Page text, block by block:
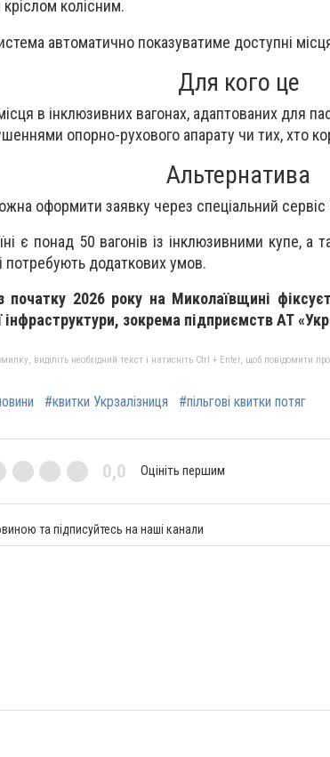
колісним.
автоматично показуватиме доступні
Для кого це
в інклюзивних вагонах, адаптованих для
опорно-рухового апарату чи тих, хто
Альтернатива
оформити заявку через спеціальний сервіс
є понад 50 вагонів із інклюзивними купе,
потребують додаткових умов.
початку 2026 року на Миколаївщині
інфраструктури, зокрема підприємств АТ
виділіть необхідний текст і натисніть Ctrl + Enter, щоб повідомити
#квитки Укрзалізниця #пільгові квитки потяг
0,0 Оцініть першим
та підписуйтесь на наші канали